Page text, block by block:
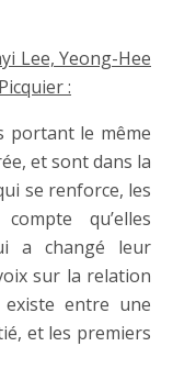
Lee, Yeong-Hee
:
portant le même
et sont dans la
se renforce, les
qu’elles
a changé leur
sur la relation
entre une
et les premiers